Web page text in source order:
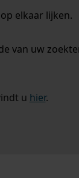
elkaar lijken.
van uw
u hier.